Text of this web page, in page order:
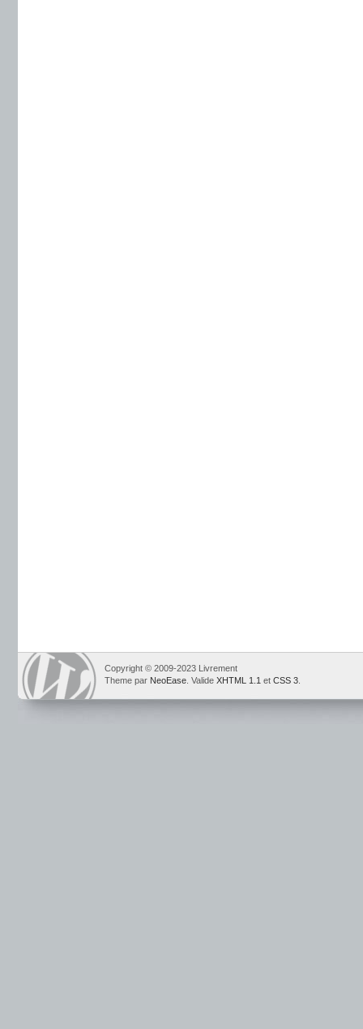
Copyright © 2009-2023 Livrement
Theme par NeoEase . Valide XHTML 1.1 et CSS 3